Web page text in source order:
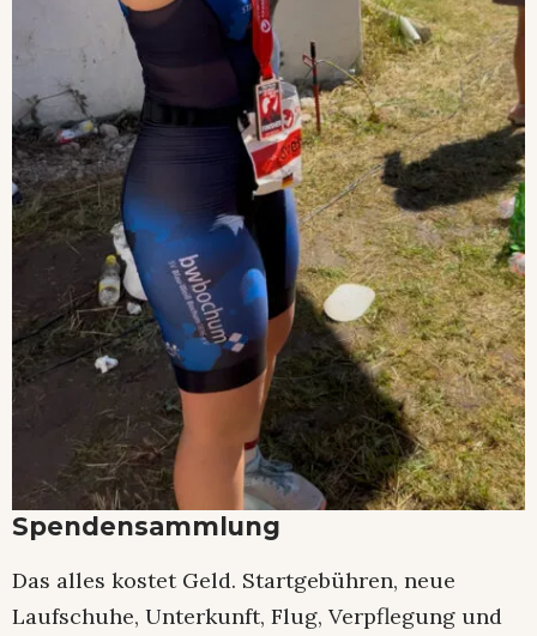
Spendensammlung
Das alles kostet Geld. Startgebühren, neue
Laufschuhe, Unterkunft, Flug, Verpflegung und